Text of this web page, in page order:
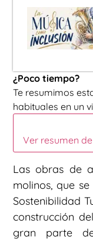
¿Poco tiempo?
Te resumimos
habituales en un
Ver resumen
Las obras de
molinos, que
Sostenibilidad
construcción
gran parte